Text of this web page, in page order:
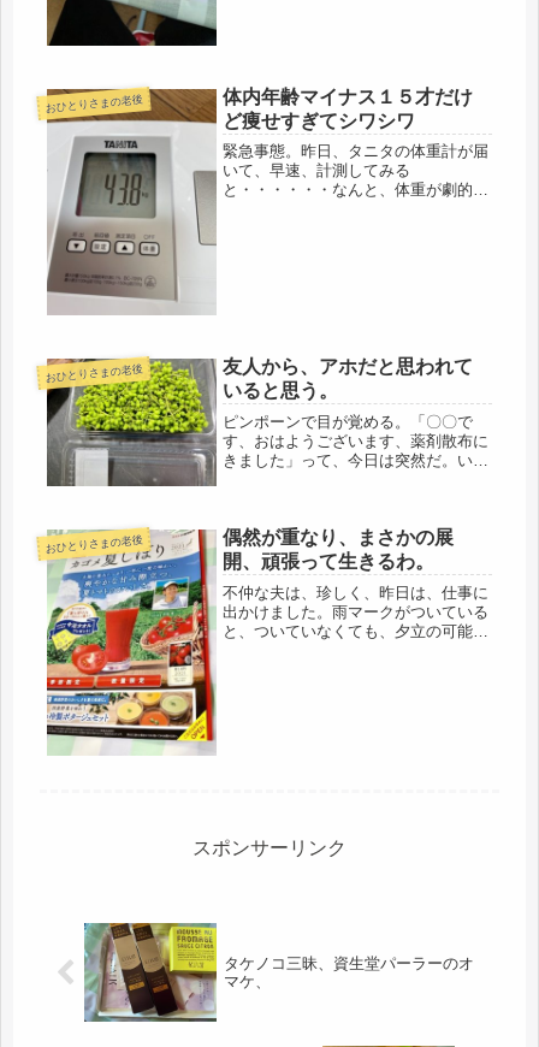
おひとりさまの老後
体内年齢マイナス１５才だけ
ど痩せすぎてシワシワ
緊急事態。昨日、タニタの体重計が届
いて、早速、計測してみる
と・・・・・・なんと、体重が劇的に
おひとりさまの老後
友人から、アホだと思われて
いると思う。
ピンポーンで目が覚める。「〇〇で
す、おはようございます、薬剤散布に
きました」って、今日は突然だ。いや
ハヨウ」って言うし、とりあえず...
おひとりさまの老後
偶然が重なり、まさかの展
開、頑張って生きるわ。
不仲な夫は、珍しく、昨日は、仕事に
出かけました。雨マークがついている
と、ついていなくても、夕立の可能性
スポンサーリンク
タケノコ三昧、資生堂パーラーのオ
マケ、